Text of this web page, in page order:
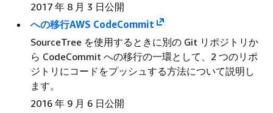
2017 年 8 月 3 日公開
への移行AWS CodeCommit
SourceTree を使用するときに別の Git リポジトリか
ら CodeCommit への移行の一環として、2 つのリポ
ジトリにコードをプッシュする方法について説明し
ます。
2016 年 9 月 6 日公開